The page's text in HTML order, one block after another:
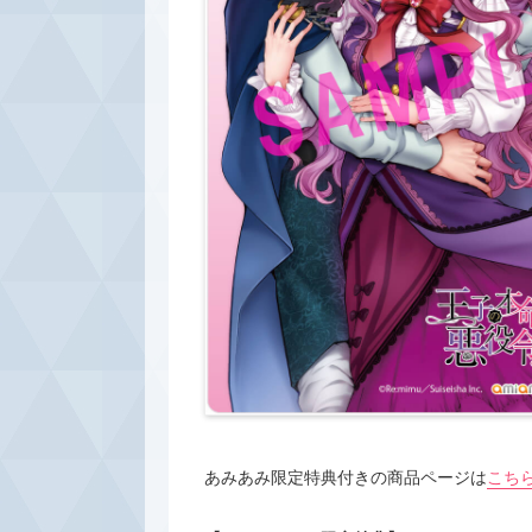
あみあみ限定特典付きの商品ページはこち